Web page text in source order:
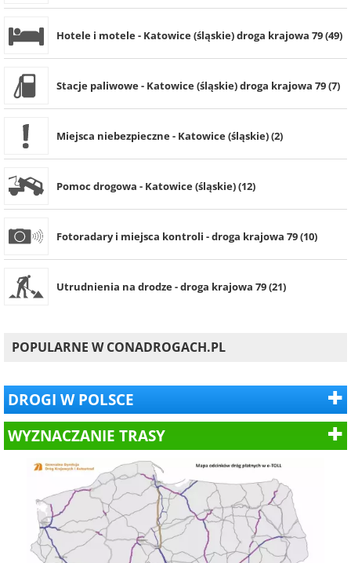
Hotele i motele - Katowice (śląskie) droga krajowa 79 (49)
Stacje paliwowe - Katowice (śląskie) droga krajowa 79 (7)
Miejsca niebezpieczne - Katowice (śląskie) (2)
Pomoc drogowa - Katowice (śląskie) (12)
Fotoradary i miejsca kontroli - droga krajowa 79 (10)
Utrudnienia na drodze - droga krajowa 79 (21)
POPULARNE W CONADROGACH.PL
DROGI W POLSCE
WYZNACZANIE TRASY